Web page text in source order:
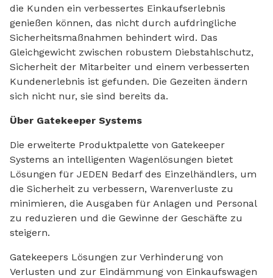
die Kunden ein verbessertes Einkaufserlebnis
genießen können, das nicht durch aufdringliche
Sicherheitsmaßnahmen behindert wird. Das
Gleichgewicht zwischen robustem Diebstahlschutz,
Sicherheit der Mitarbeiter und einem verbesserten
Kundenerlebnis ist gefunden. Die Gezeiten ändern
sich nicht nur, sie sind bereits da.
Über Gatekeeper Systems
Die erweiterte Produktpalette von Gatekeeper
Systems an intelligenten Wagenlösungen bietet
Lösungen für JEDEN Bedarf des Einzelhändlers, um
die Sicherheit zu verbessern, Warenverluste zu
minimieren, die Ausgaben für Anlagen und Personal
zu reduzieren und die Gewinne der Geschäfte zu
steigern.
Gatekeepers Lösungen zur Verhinderung von
Verlusten und zur Eindämmung von Einkaufswagen